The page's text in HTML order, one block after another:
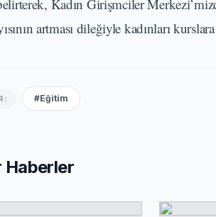
Kadın Girişmciler
artması dileğiyle kadınları
#Eğitim
Haberler